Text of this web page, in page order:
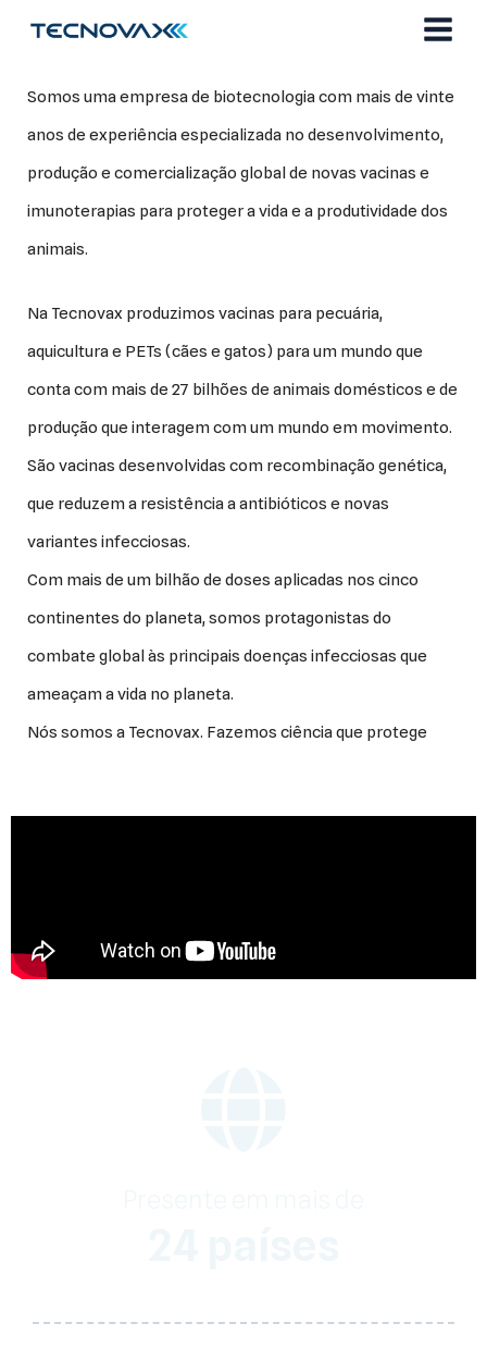
conteúdo
Nós somos a Tecnovax
Somos uma empresa de biotecnologia com mais de vinte
anos de experiência especializada no desenvolvimento,
produção e comercialização global de novas vacinas e
imunoterapias para proteger a vida e a produtividade dos
animais.
Na Tecnovax produzimos vacinas para pecuária,
aquicultura e PETs (cães e gatos) para um mundo que
conta com mais de 27 bilhões de animais domésticos e de
produção que interagem com um mundo em movimento.
São vacinas desenvolvidas com recombinação genética,
que reduzem a resistência a antibióticos e novas
variantes infecciosas.
Com mais de um bilhão de doses aplicadas nos cinco
continentes do planeta, somos protagonistas do
combate global às principais doenças infecciosas que
ameaçam a vida no planeta.
Nós somos a Tecnovax. Fazemos ciência que protege